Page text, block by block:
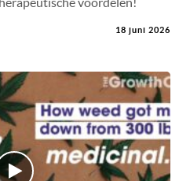
18 juni 2026